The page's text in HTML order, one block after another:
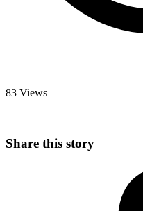
83 Views
Share this story